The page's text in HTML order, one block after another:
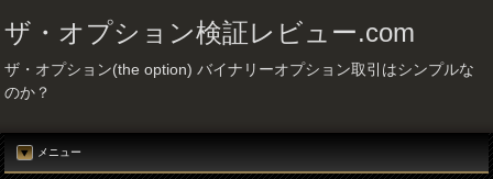
ザ・オプション検証レビュー.com
ザ・オプション(the option) バイナリーオプション取引はシンプルな
のか？
メニュー